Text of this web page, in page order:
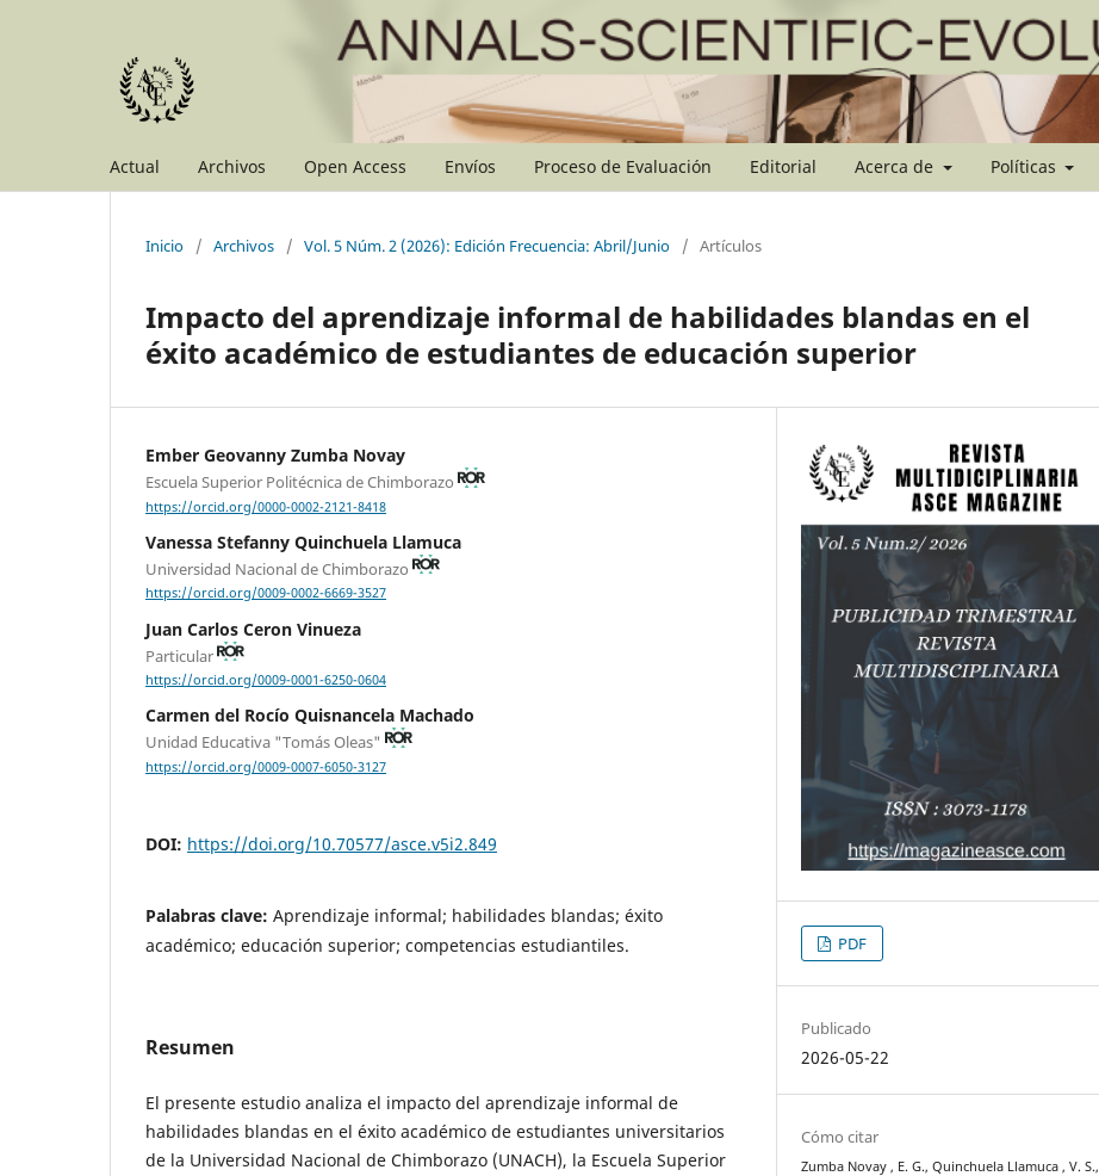
Actual Archivos Open Access Envíos Proceso de Evaluación Editorial Acerca de Políticas
Inicio / Archivos / Vol. 5 Núm. 2 (2026): Edición Frecuencia: Abril/Junio / Artículos
Impacto del aprendizaje informal de habilidades blandas en el
éxito académico de estudiantes de educación superior
Ember Geovanny Zumba Novay
Escuela Superior Politécnica de Chimborazo
https://orcid.org/0000-0002-2121-8418
Vanessa Stefanny Quinchuela Llamuca
Universidad Nacional de Chimborazo
https://orcid.org/0009-0002-6669-3527
Juan Carlos Ceron Vinueza
Particular
https://orcid.org/0009-0001-6250-0604
Carmen del Rocío Quisnancela Machado
Unidad Educativa "Tomás Oleas"
https://orcid.org/0009-0007-6050-3127
DOI: https://doi.org/10.70577/asce.v5i2.849
Palabras clave: Aprendizaje informal; habilidades blandas; éxito
académico; educación superior; competencias estudiantiles.
Resumen
El presente estudio analiza el impacto del aprendizaje informal de
habilidades blandas en el éxito académico de estudiantes universitarios
de la Universidad Nacional de Chimborazo (UNACH), la Escuela Superior
PDF
Publicado
2026-05-22
Cómo citar
Zumba Novay , E. G., Quinchuela Llamuca , V. S.,